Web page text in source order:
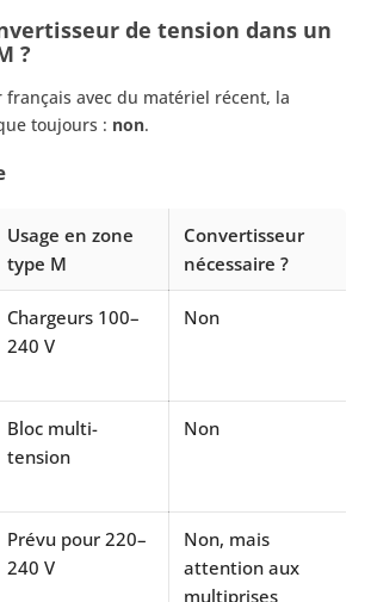
de tension dans un
?
français avec du matériel récent, la
toujours : non.
Usage en zone
type M
Convertisseur
nécessaire ?
Chargeurs 100–
240 V
Non
Bloc multi-
tension
Non
Prévu pour 220–
240 V
Non, mais
attention aux
multiprises